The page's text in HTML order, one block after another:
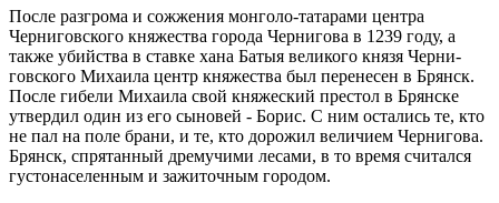
После разгрома и сожжения монголо-татарами центра
Черниговского княжества города Чернигова в 1239 году, а
также убийства в ставке хана Батыя великого князя Черни­
говского Михаила центр княжества был перенесен в Брянск.
После гибели Михаила свой княжеский престол в Брянске
утвердил один из его сыновей - Борис. С ним остались те, кто
не пал на поле брани, и те, кто дорожил величием Черни­гова.
Брянск, спрятанный дремучими лесами, в то время счи­тался
густонаселенным и зажиточным городом.